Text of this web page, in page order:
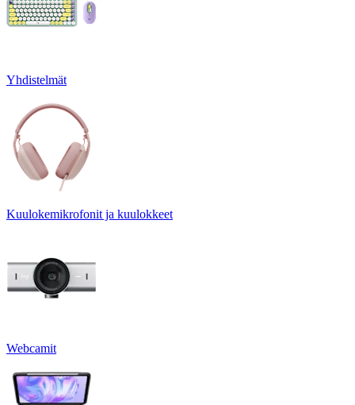
Yhdistelmät
Kuulokemikrofonit ja kuulokkeet
Webcamit